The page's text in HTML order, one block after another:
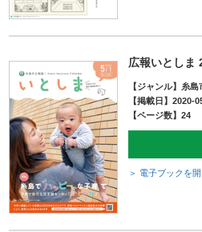
広報いとしま
【ジャンル】糸島
【掲載日】2020-
【ページ数】24
＞ 電子ブックを